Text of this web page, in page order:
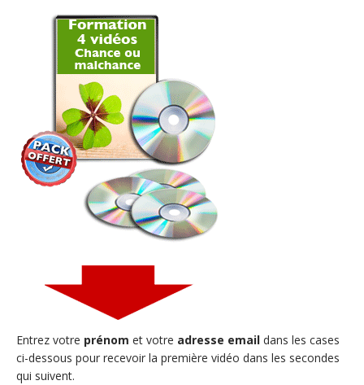
Entrez votre prénom et votre adresse email dans les cases
ci-dessous pour recevoir la première vidéo dans les secondes
qui suivent.